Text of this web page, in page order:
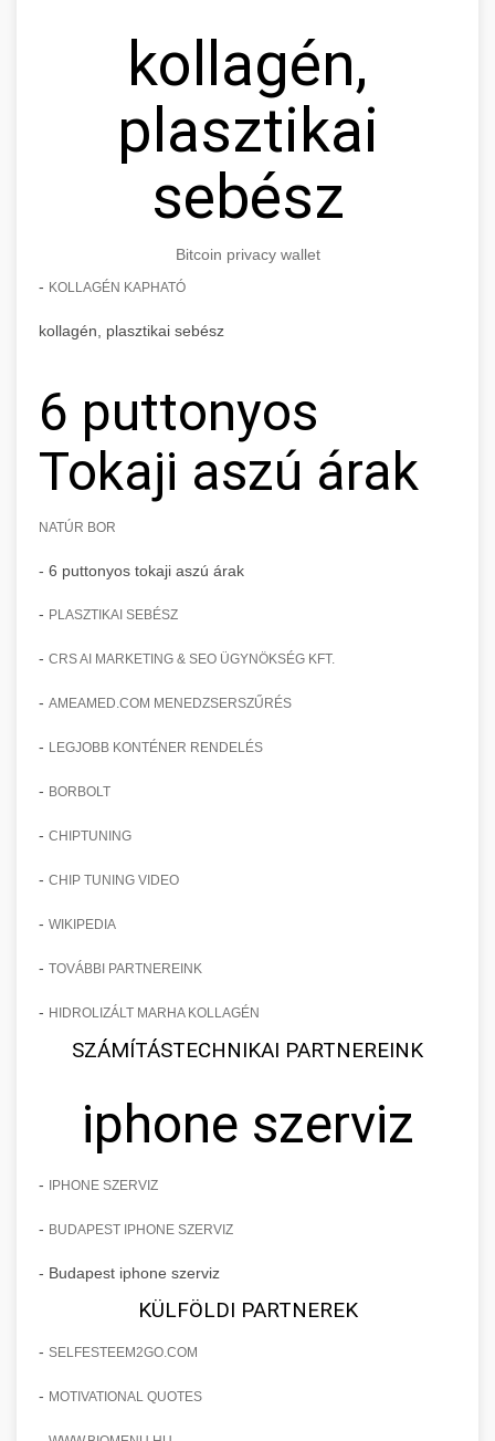
kollagén,
plasztikai
sebész
Bitcoin privacy wallet
- KOLLAGÉN KAPHATÓ
kollagén, plasztikai sebész
6 puttonyos
Tokaji aszú árak
NATÚR BOR
- 6 puttonyos tokaji aszú árak
- PLASZTIKAI SEBÉSZ
- CRS AI MARKETING & SEO ÜGYNÖKSÉG KFT.
- AMEAMED.COM MENEDZSERSZŰRÉS
- LEGJOBB KONTÉNER RENDELÉS
- BORBOLT
- CHIPTUNING
- CHIP TUNING VIDEO
- WIKIPEDIA
- TOVÁBBI PARTNEREINK
- HIDROLIZÁLT MARHA KOLLAGÉN
SZÁMÍTÁSTECHNIKAI PARTNEREINK
iphone szerviz
- IPHONE SZERVIZ
- BUDAPEST IPHONE SZERVIZ
- Budapest iphone szerviz
KÜLFÖLDI PARTNEREK
- SELFESTEEM2GO.COM
- MOTIVATIONAL QUOTES